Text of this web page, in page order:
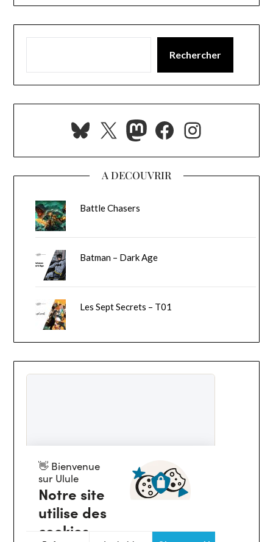
Rechercher
Bluesky
X Mastodon
Facebook
A DECOUVRIR
Battle Chasers
Batman – Dark Age
Les Sept Secrets – T01